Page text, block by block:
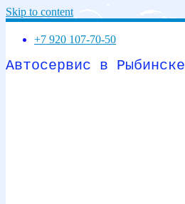
Skip to content
+7 920 107-70-50
Автосервис в Рыбинске